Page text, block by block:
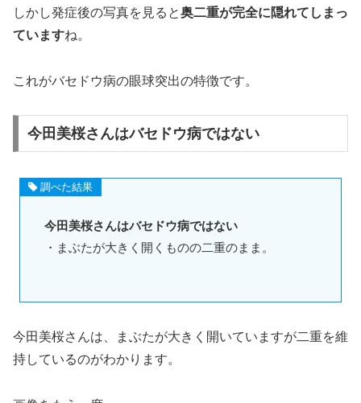
しかし発症後の写真を見ると奥二重が完全に隠れてしまっ
ていますね。
これがバセドウ病の眼球突出の特徴です。
今田美桜さんはバセドウ病ではない
調べた結果
今田美桜さんはバセドウ病ではない
・まぶたが大きく開くものの二重のまま。
今田美桜さんは、まぶたが大きく開いていますが二重を維
持しているのがわかります。